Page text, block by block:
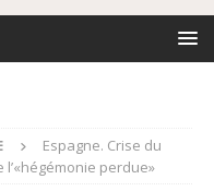
Espagne. Crise du
l’«hégémonie perdue»